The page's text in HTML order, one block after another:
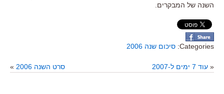
השנה של המבקרים.
Categories: סיכום שנה 2006
« עוד 7 ימים ל-2007 סרט השנה 2006 »